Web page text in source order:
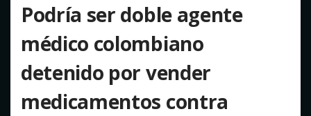
Podría ser doble agente
médico colombiano
detenido por vender
medicamentos contra